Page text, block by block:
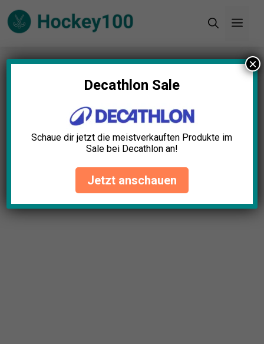
Zum
Inhalt
Startseite»Blog»Hockeytor Netz Test: Die 10
besten (Bestenliste)Decathlon Sale
Schaue dir jetzt die meistverkauften Produkte im
Sale bei Decathlon an!
Jetzt anschauen
×